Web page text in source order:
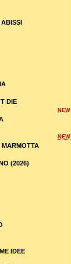
ABISSI
DIE
NEW
NEW
(2026)
IDEE